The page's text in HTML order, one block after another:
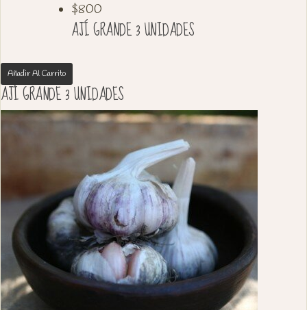
$800
AJÍ GRANDE 3 UNIDADES
Añadir Al Carrito
AJÍ GRANDE 3 UNIDADES